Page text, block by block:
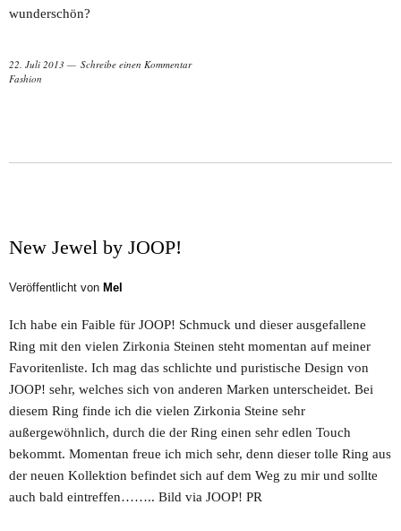
wunderschön?
22. Juli 2013
Schreibe einen Kommentar
Fashion
New Jewel by JOOP!
Veröffentlicht von Mel
Ich habe ein Faible für JOOP! Schmuck und dieser ausgefallene
Ring mit den vielen Zirkonia Steinen steht momentan auf meiner
Favoritenliste. Ich mag das schlichte und puristische Design von
JOOP! sehr, welches sich von anderen Marken unterscheidet. Bei
diesem Ring finde ich die vielen Zirkonia Steine sehr
außergewöhnlich, durch die der Ring einen sehr edlen Touch
bekommt. Momentan freue ich mich sehr, denn dieser tolle Ring aus
der neuen Kollektion befindet sich auf dem Weg zu mir und sollte
auch bald eintreffen…….. Bild via JOOP! PR